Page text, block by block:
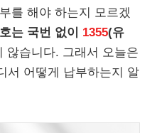
를 해야 하는지 모르겠
는 국번 없이 1355(유
않습니다. 그래서 오늘은
서 어떻게 납부하는지 알